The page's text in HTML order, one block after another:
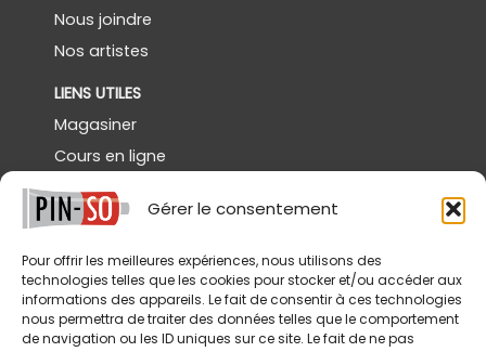
Gérer le consentement
Pour offrir les meilleures expériences, nous utilisons des
technologies telles que les cookies pour stocker et/ou accéder aux
informations des appareils. Le fait de consentir à ces technologies
nous permettra de traiter des données telles que le comportement
de navigation ou les ID uniques sur ce site. Le fait de ne pas
Nous joindre
Nos artistes
LIENS UTILES
Magasiner
Cours en ligne
Démos gratuites
Powertex Canada
SERVICES
Livraison